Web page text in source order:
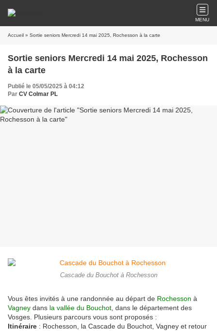
MENU
Accueil » Sortie seniors Mercredi 14 mai 2025, Rochesson à la carte
Sortie seniors Mercredi 14 mai 2025, Rochesson
à la carte
Publié le 05/05/2025 à 04:12
Par CV Colmar PL
Cascade du Bouchot à Rochesson
Vous êtes invités à une randonnée au départ de Rochesson à
Vagney dans la vallée du Bouchot , dans le département des
Vosges. Plusieurs parcours vous sont proposés :
Itinéraire : Rochesson, la Cascade du Bouchot, Vagney et retour